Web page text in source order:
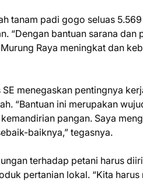
tanam padi gogo seluas
“Dengan bantuan sarana dan
Raya meningkat dan
menegaskan pentingnya
“Bantuan ini merupakan
pangan. Saya
baiknya,” tegasnya.
terhadap petani harus
pertanian lokal. “Kita